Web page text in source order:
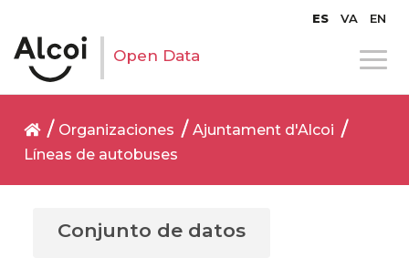
ES VA EN
Open Data
Organizaciones
Ajuntament d'Alcoi
Líneas de autobuses
Conjunto de datos